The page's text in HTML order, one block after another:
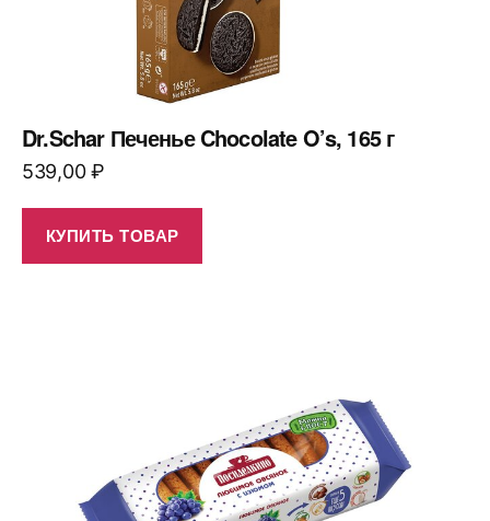
Dr.Schar Печенье Chocolate O’s, 165 г
539,00₽
КУПИТЬ ТОВАР